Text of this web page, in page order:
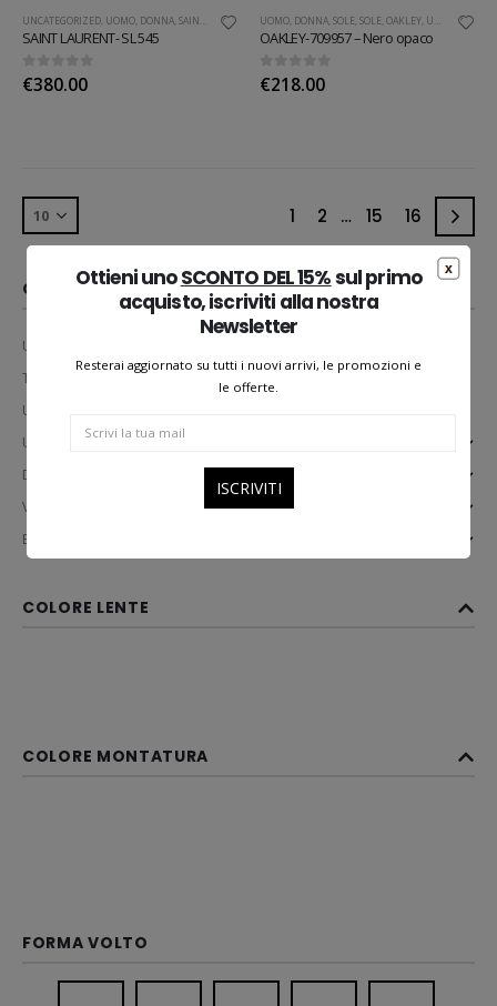
UNCATEGORIZED UOMO DONNA, SAINT LAURENT SOLE,SOLE
SAINT LAURENT- SL 545
0Su 5
€380.00
UOMO DONNA, SOLE SOLE OAKLEY UNISEX SOLE
OAKLEY-709957 – Nero opaco
0Su 5
€218.00
1 2 … 15 16
CATEGORIE PRODOTTO
Unisex Sole
Trend
Uncategorized
Uomo
Donna
Vintage
Brand
COLORE LENTE
COLORE MONTATURA
FORMA VOLTO
Ottieni unoSCONTO DEL 15%sul primo
acquisto, iscriviti alla nostra
Newsletter
Resterai aggiornato su tutti i nuovi arrivi, le promozioni e
le offerte.